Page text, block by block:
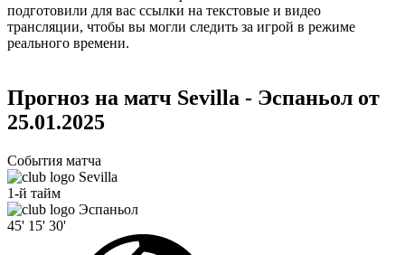
подготовили для вас ссылки на текстовые и видео
трансляции, чтобы вы могли следить за игрой в режиме
реального времени.
Прогноз на матч Sevilla - Эспаньол от
25.01.2025
События матча
Sevilla
1-й тайм
Эспаньол
45' 15' 30'